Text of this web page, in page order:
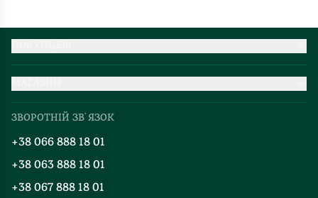
Добірки
Блог
Події
Книгарні
ЗВОРОТНІЙ ЗВ`ЯЗОК
+38 066 888 18 01
+38 063 888 18 01
+38 067 888 18 01